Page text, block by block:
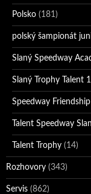
Polsko (181)
polský šampionát
Slaný Speedway
Slaný Trophy Talent
Speedway
Talent Speedway
Talent Trophy (14)
Rozhovory (343)
Servis (862)